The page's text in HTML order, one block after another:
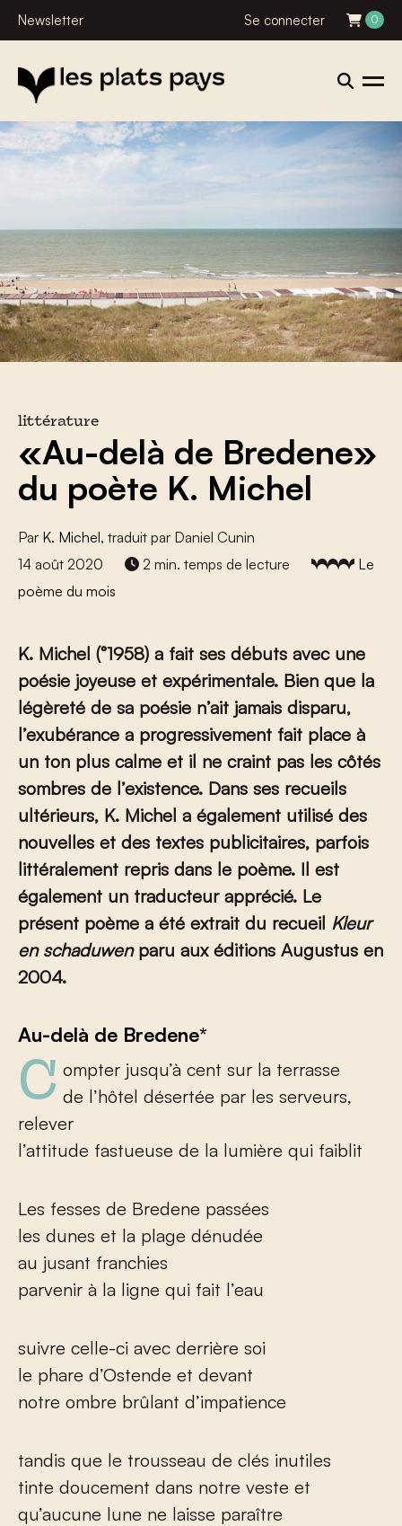
Newsletter Se connecter 0
littérature
«Au-delà de Bredene»
du poète K. Michel
Par K. Michel, traduit par Daniel Cunin
14 août 2020
2 min. temps de lecture
Le
poème du mois
K. Michel (°1958) a fait ses débuts avec une
poésie joyeuse et expérimentale. Bien que la
légèreté de sa poésie n’ait jamais disparu,
l’exubérance a progressivement fait place à
un ton plus calme et il ne craint pas les côtés
sombres de l’existence. Dans ses recueils
ultérieurs, K. Michel a également utilisé des
nouvelles et des textes publicitaires, parfois
littéralement repris dans le poème. Il est
également un traducteur apprécié. Le
présent poème a été extrait du recueil Kleur
en schaduwen paru aux éditions Augustus en
2004.
Au-delà de Bredene*
Compter jusqu’à cent sur la terrasse
de l’hôtel désertée par les serveurs,
relever
l’attitude fastueuse de la lumière qui faiblit
Les fesses de Bredene passées
les dunes et la plage dénudée
au jusant franchies
parvenir à la ligne qui fait l’eau
suivre celle-ci avec derrière soi
le phare d’Ostende et devant
notre ombre brûlant d’impatience
tandis que le trousseau de clés inutiles
tinte doucement dans notre veste et
qu’aucune lune ne laisse paraître